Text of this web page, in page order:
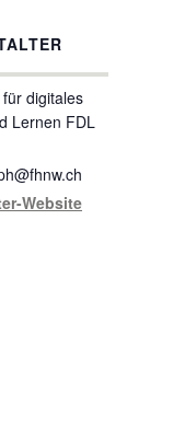
digitales
Lernen FDL
Website